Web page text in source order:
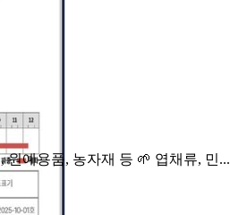
예용품, 농자재 등 🌱 엽채류, 민...